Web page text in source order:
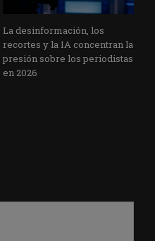
La desinformación, los
recortes y la IA concentran la
presión sobre los periodistas
en 2026